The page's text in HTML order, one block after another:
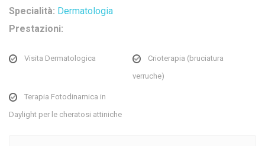
Specialità: Dermatologia
Prestazioni:
Visita Dermatologica
Crioterapia (bruciatura
verruche)
Terapia Fotodinamica in
Daylight per le cheratosi attiniche